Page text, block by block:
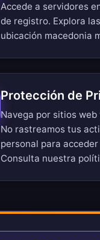
Accede a servidores
de registro. Explora
ubicación macedonia
Protección de
Navega por sitios
No rastreamos tus
personal para
Consulta nuestra